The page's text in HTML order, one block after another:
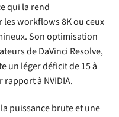
qui la rend
workflows 8K ou ceux
Son optimisation
de DaVinci Resolve,
un léger déficit de 15 à
à NVIDIA.
puissance brute et une